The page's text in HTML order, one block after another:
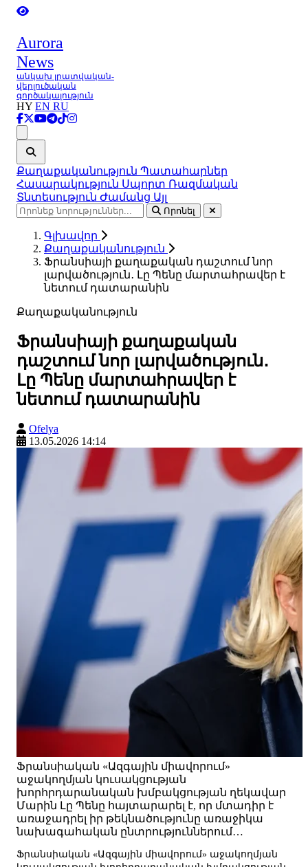
Aurora
News
անկախ լրատվական-
վերլուծական
գործակալություն
HY EN RU
Քաղաքականություն Պատահարներ
Հասարակություն Սպորտ Ռազմական
Տնտեսություն Ժամանց Այլ
Որոնել
Գլխավոր
Քաղաքականություն
Ֆրանսիայի քաղաքական դաշտում նոր
լարվածություն․ Լը Պենը մարտահրավեր է
նետում դատարանին
Քաղաքականություն
Ֆրանսիայի քաղաքական
դաշտում նոր լարվածություն․
Լը Պենը մարտահրավեր է
նետում դատարանին
Ofelya
13.05.2026 14:14
Ֆրանսիական «Ազգային միավորում»
աջակողմյան կուսակցության
խորհրդարանական խմբակցության ղեկավար
Մարին Լը Պենը հայտարարել է, որ մտադիր է
առաջադրել իր թեկնածությունը առաջիկա
նախագահական ընտրություններում…
Ֆրանսիական «Ազգային միավորում» աջակողմյան